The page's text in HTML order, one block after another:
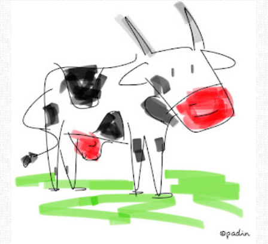
berharap Erza akan meneruskan usaha
dalam blogging, tambahan pula penulis
blog dan rajin melakukan promosi.
Pendapat aku mengenai blog ini, dari
sangat menarik. Kemas. Ringan. Dan
perubahan pada padanan warna, kerana
sesuai juga amat penting.
warna blogyang sesuai boleh membina